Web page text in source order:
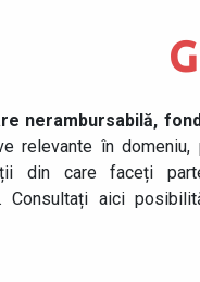
nerambursabilă,
relevante în domeniu,
din care faceți
Consultați aici